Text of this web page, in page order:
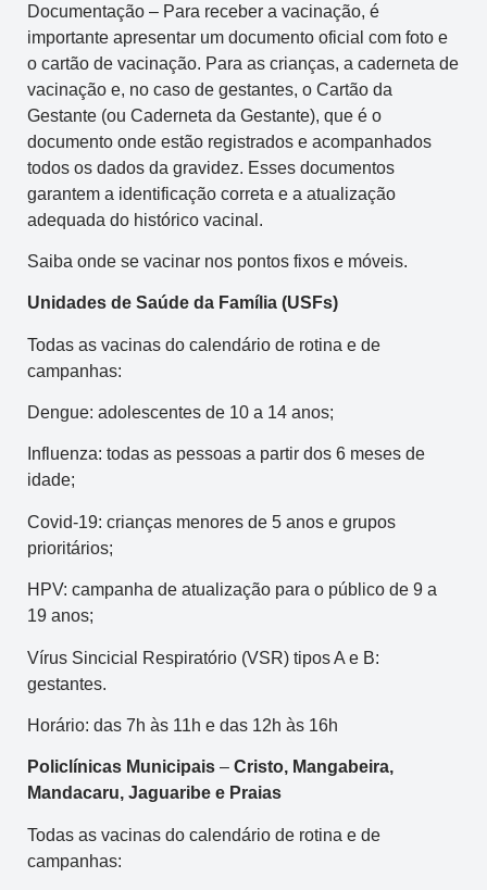
Documentação – Para receber a vacinação, é
importante apresentar um documento oficial com foto e
o cartão de vacinação. Para as crianças, a caderneta de
vacinação e, no caso de gestantes, o Cartão da
Gestante (ou Caderneta da Gestante), que é o
documento onde estão registrados e acompanhados
todos os dados da gravidez. Esses documentos
garantem a identificação correta e a atualização
adequada do histórico vacinal.
Saiba onde se vacinar nos pontos fixos e móveis.
Unidades de Saúde da Família (USFs)
Todas as vacinas do calendário de rotina e de
campanhas:
Dengue: adolescentes de 10 a 14 anos;
Influenza: todas as pessoas a partir dos 6 meses de
idade;
Covid-19: crianças menores de 5 anos e grupos
prioritários;
HPV: campanha de atualização para o público de 9 a
19 anos;
Vírus Sincicial Respiratório (VSR) tipos A e B:
gestantes.
Horário: das 7h às 11h e das 12h às 16h
Policlínicas Municipais – Cristo, Mangabeira,
Mandacaru, Jaguaribe e Praias
Todas as vacinas do calendário de rotina e de
campanhas: